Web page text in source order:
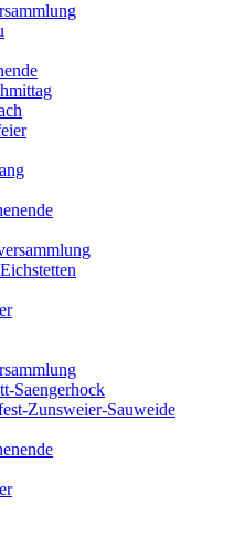
Saengerhock
Zunsweier-Sauweide